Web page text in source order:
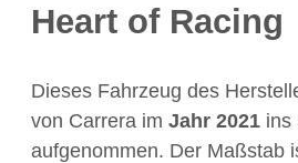
Heart of Racing
Dieses Fahrzeug des
von Carrera im Jahr 2021 ins
aufgenommen. Der Maßstab